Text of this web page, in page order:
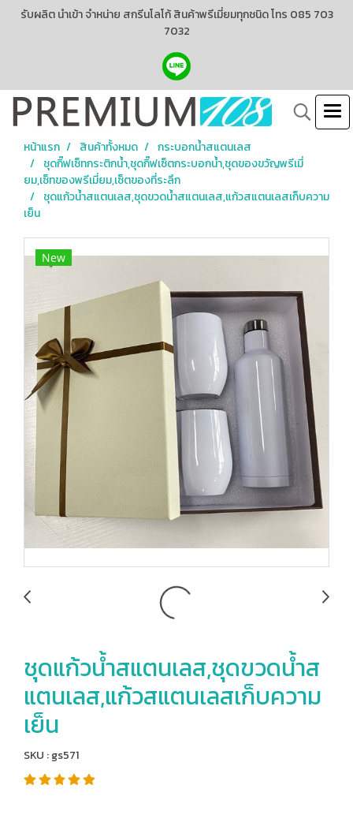
รับผลิต นำเข้า จำหน่าย สกรีนโลโก้ สินค้าพรีเมี่ยมทุกชนิด โทร 085 703
7032
หน้าแรก สินค้าทั้งหมด
กระบอกน้ำสแตนเลส
ชุดกิ๊ฟเซ็ทกระติกน้ำ,ชุดกิ๊ฟเซ็ตกระบอกน้ำ,ชุดของขวัญพรีเมี่
ยม,เซ็ทของพรีเมี่ยม,เซ็ตของที่ระลึก
ชุดแก้วน้ำสแตนเลส,ชุดขวดน้ำสแตนเลส,แก้วสแตนเลสเก็บความ
เย็น
New
ชุดแก้วน้ำสแตนเลส,ชุดขวดน้ำส
แตนเลส,แก้วสแตนเลสเก็บความ
เย็น
SKU : gs571